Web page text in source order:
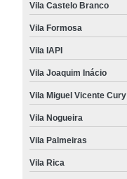
Vila Castelo Branco
Vila Formosa
Vila IAPI
Vila Joaquim Inácio
Vila Miguel Vicente Cury
Vila Nogueira
Vila Palmeiras
Vila Rica